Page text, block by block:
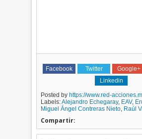
Facebook Twitter Google+
Linkedin
Posted by https://www.red-
Labels:Alejandro Echegaray, EAV,
Miguel Ángel Contreras Nieto, Raúl
Compartir: